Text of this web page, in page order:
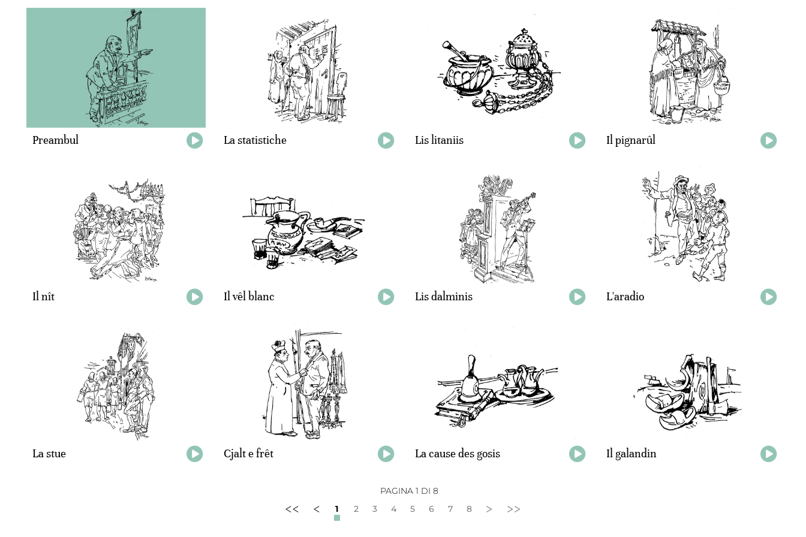
Preambul La statistiche Lis litaniis Il pignarûl
Il nît Il vêl blanc Lis dalminis L'aradio
La stue Cjalt e frêt La cause des gosis Il galandin
<< < 1 2 3 4 5 6 7 8 > >>
PAGINA 1 DI 8